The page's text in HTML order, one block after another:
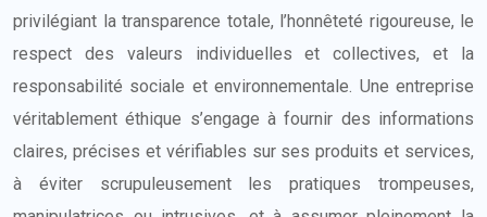
privilégiant la transparence totale, l’honnêteté rigoureuse, le
respect des valeurs individuelles et collectives, et la
responsabilité sociale et environnementale. Une entreprise
véritablement éthique s’engage à fournir des informations
claires, précises et vérifiables sur ses produits et services,
à éviter scrupuleusement les pratiques trompeuses,